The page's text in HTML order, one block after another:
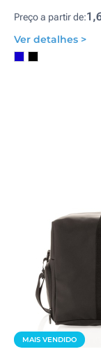
Preço a partir de:
Ver detalhes >
MAIS VENDIDO